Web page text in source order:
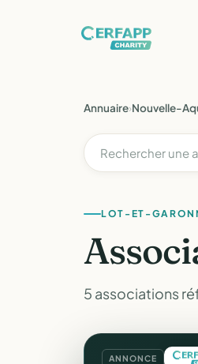
Annuaire›Nouvelle-
LOT-ET-
5 associations
ANNONCE